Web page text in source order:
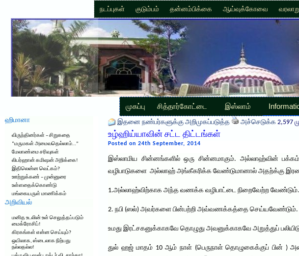
நடப்புகள் குடும்பம் தன்னம்பிக்கை ஆய்வுக்கோவை
முகப்பு சித்தார்கோட்டை இஸ்லாம்
ஹிமானா
விருந்தினர்கள் – சிறுகதை
“மருமகள் அமைவதெல்லாம்…”
மேலாண்மை சரிவுகள்
லிபர்ஹான் கமிஷன் அறிக்கை!
இதிலென்ன வெட்கம்?
ஊற்றுக்கண் – முன்னுரை
உள்ளதைக்கொண்டு
மங்கையருள் மாணிக்கம்
அறிவியல்
மனித உடலின் உள் செலுத்தப்படும்
மைக்ரோசிப்!
கிரகங்கள் என்ன செய்யும்?
ஒயிலாக, ஸ்டைலாக நிற்பது
நல்லதல்ல!
இதனை நண்பர்களுக்கு அறிமுகப்படுத்த அச்செடுக்க 2,597
உழ்ஹிய்யாவின் சட்ட திட்டங்கள்
Posted on 24th September, 2014
இஸ்லாமிய சின்னங்களில் ஒரு சின்னமாகும். அல்லாஹ்வின்
வழிபாடுகளை அல்லாஹ் அங்கீகரிக்க வேண்டுமானால் அதற்க்கு
1.அல்லாஹ்விற்காக அந்த வணக்க வழிபாட்டை நிறைவேற்ற வேண்டும்.
2. நபி (ஸல்) அவர்களை பின்பற்றி அவ்வணக்கத்தை செய்யவேண்டும்.
உமது இரட்சகனுக்காகவே தொழுது அவனுக்காகவே அறுத்துப்
துல் ஹஜ் மாதம் 10 ஆம் நாள் (பெருநாள் தொழுகைக்குப் பின் )